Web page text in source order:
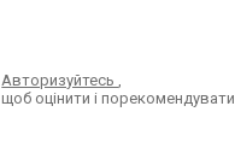
Авторизуйтесь,
щоб оцінити і порекомендувати